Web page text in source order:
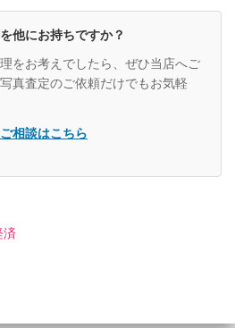
他にお持ちですか？
をお考えでしたら、ぜひ当店へご
真査定のご依頼だけでもお気軽
相談はこちら
済